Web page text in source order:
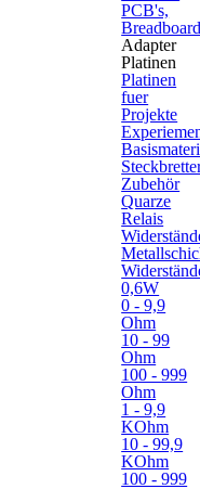
PCB's,
Adapter
Platinen
Platinen
fuer
Projekte
Zubehör
Quarze
Relais
0,6W
0 - 9,9
Ohm
10 - 99
Ohm
100 - 999
Ohm
1 - 9,9
KOhm
10 - 99,9
KOhm
100 - 999